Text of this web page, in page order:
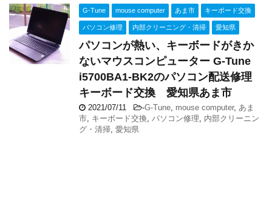
G-Tune mouse computer あま市 キーボード交換
パソコン修理 内部クリーニング・清掃 愛知県
パソコンが熱い、キーボードがきか
ないマウスコンピューター G-Tune
i5700BA1-BK2のパソコン配送修理
キーボード交換 愛知県あま市
2021/07/11 -G-Tune mouse computer, あま
市 キーボード交換 パソコン修理
内部クリーニン
グ・清掃 愛知県